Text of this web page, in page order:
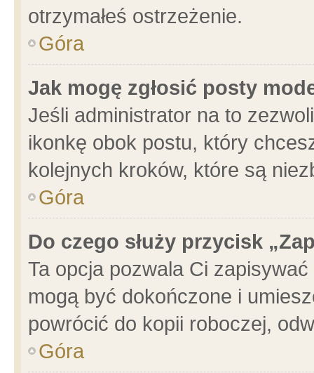
otrzymałeś ostrzeżenie.
Góra
Jak mogę zgłosić posty
Jeśli administrator na to
ikonkę obok postu, który
kolejnych kroków, które są
Góra
Do czego służy przycisk
Ta opcja pozwala Ci
mogą być dokończone i
powrócić do kopii roboczej,
Góra